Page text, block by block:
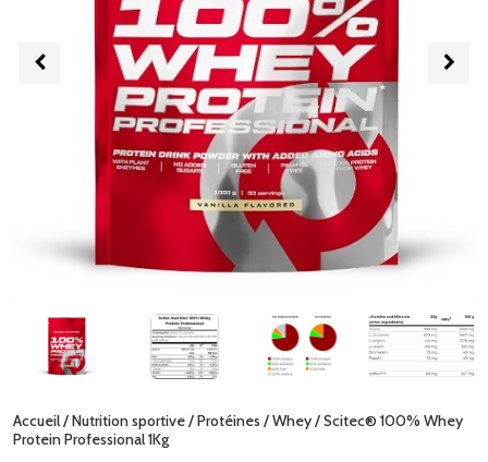
Accueil/Nutrition sportive/Protéines /Whey/ Scitec® 100% Whey
Protein Professional 1Kg